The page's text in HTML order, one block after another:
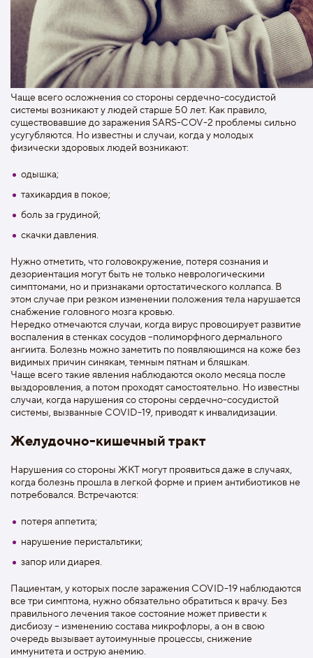
Чаще всего осложнения со стороны сердечно-сосудистой
системы возникают у людей старше 50 лет. Как правило,
существовавшие до заражения SARS-COV-2 проблемы сильно
усугубляются. Но известны и случаи, когда у молодых
физически здоровых людей возникают:
одышка;
тахикардия в покое;
боль за грудиной;
скачки давления.
Нужно отметить, что головокружение, потеря сознания и
дезориентация могут быть не только неврологическими
симптомами, но и признаками ортостатического коллапса. В
этом случае при резком изменении положения тела нарушается
снабжение головного мозга кровью.
Нередко отмечаются случаи, когда вирус провоцирует развитие
воспаления в стенках сосудов –полиморфного дермального
ангиита. Болезнь можно заметить по появляющимся на коже без
видимых причин синякам, темным пятнам и бляшкам.
Чаще всего такие явления наблюдаются около месяца после
выздоровления, а потом проходят самостоятельно. Но известны
случаи, когда нарушения со стороны сердечно-сосудистой
системы, вызванные COVID-19, приводят к инвалидизации.
Желудочно-кишечный тракт
Нарушения со стороны ЖКТ могут проявиться даже в случаях,
когда болезнь прошла в легкой форме и прием антибиотиков не
потребовался. Встречаются:
потеря аппетита;
нарушение перистальтики;
запор или диарея.
Пациентам, у которых после заражения COVID-19 наблюдаются
все три симптома, нужно обязательно обратиться к врачу. Без
правильного лечения такое состояние может привести к
дисбиозу – изменению состава микрофлоры, а он в свою
очередь вызывает аутоимунные процессы, снижение
иммунитета и острую анемию.